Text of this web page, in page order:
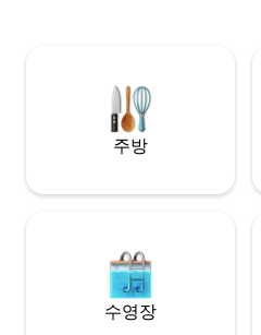
을 보며 아침을 맞이할 수 있습니
일몰부터 절대적인 침묵까지.
주방
수영장